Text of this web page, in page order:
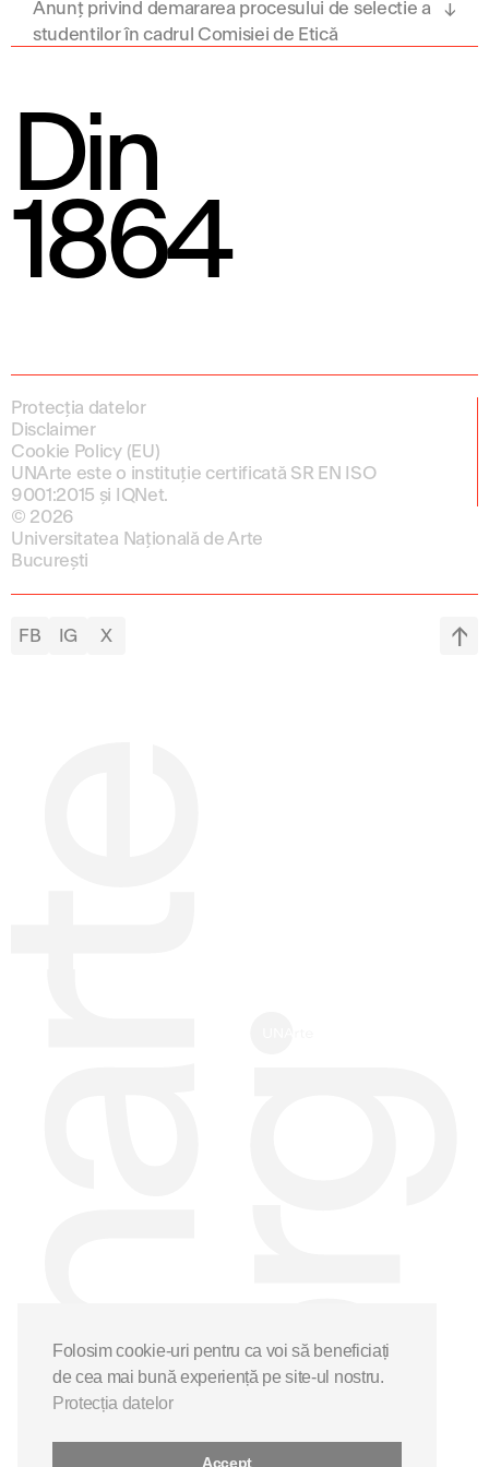
Anunț privind demararea procesului de selectie a
studenților în cadrul Comisiei de Etică
Din
1864
Protecția datelor
Disclaimer
Cookie Policy (EU)
UNArte este o instituție certificată SR EN ISO
9001:2015 și IQNet.
© 2026
Universitatea Națională de Arte
București
FB IG X
Folosim cookie-uri pentru ca voi să beneficiați
de cea mai bună experiență pe site-ul nostru.
Protecția datelor
Accept